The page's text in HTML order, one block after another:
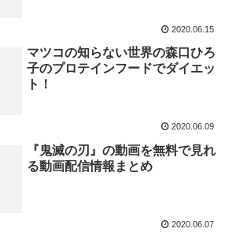
2020.06.15
マツコの知らない世界の森口ひろ
子のプロテインフードでダイエッ
ト！
2020.06.09
『鬼滅の刃』の動画を無料で見れ
る動画配信情報まとめ
2020.06.07